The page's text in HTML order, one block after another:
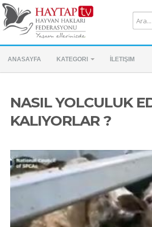
ANASAYFA KATEGORI İLETIŞIM
NASIL YOLCULUK
KALIYORLAR ?